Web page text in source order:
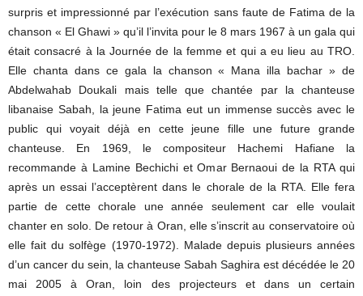
surpris et impressionné par l’exécution sans faute de Fatima de la
chanson « El Ghawi » qu’il l’invita pour le 8 mars 1967 à un gala qui
était consacré à la Journée de la femme et qui a eu lieu au TRO.
Elle chanta dans ce gala la chanson « Mana illa bachar » de
Abdelwahab Doukali mais telle que chantée par la chanteuse
libanaise Sabah, la jeune Fatima eut un immense succès avec le
public qui voyait déjà en cette jeune fille une future grande
chanteuse. En 1969, le compositeur Hachemi Hafiane la
recommande à Lamine Bechichi et Omar Bernaoui de la RTA qui
après un essai l’acceptèrent dans le chorale de la RTA. Elle fera
partie de cette chorale une année seulement car elle voulait
chanter en solo. De retour à Oran, elle s’inscrit au conservatoire où
elle fait du solfège (1970-1972). Malade depuis plusieurs années
d’un cancer du sein, la chanteuse Sabah Saghira est décédée le 20
mai 2005 à Oran, loin des projecteurs et dans un certain